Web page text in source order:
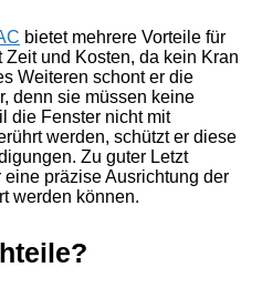
bietet mehrere Vorteile für
und Kosten, da kein Kran
Weiteren schont er die
denn sie müssen keine
die Fenster nicht mit
werden, schützt er diese
Zu guter Letzt
präzise Ausrichtung der
werden können.